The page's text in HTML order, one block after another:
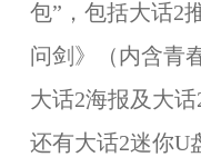
包”，包括大话2
问剑》（内含青
大话2海报及大话
还有大话2迷你U